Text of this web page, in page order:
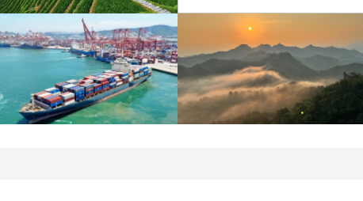
期出游 乐享美好时光
江苏泗洪：洪泽湖湿地白
鹭嬉戏